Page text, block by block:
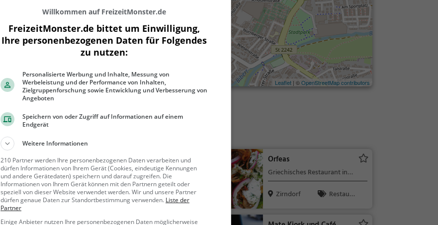
1000 ft
Leaflet | ©OpenStreetMap contributors
Gaststätten in der Nähe von
Eis Mosena
Eiscafé / Eisdiele in Zirndorf
Zirndorf
Eiscafé /
Eisdiele, Eisdi
Orfeas
Griechisches Restaurant in
Zirndorf
Zirndorf
Restaura
Willkommen auf FreizeitMonster.de
FreizeitMonster.de bittet um Einwilligung,
Ihre personenbezogenen Daten für Folgendes
zu nutzen:
Personalisierte Werbung und Inhalte, Messung von
Werbeleistung und der Performance von Inhalten,
Zielgruppenforschung sowie Entwicklung und Verbesserung von
Angeboten
Speichern von oder Zugriff auf Informationen auf einem
Endgerät
Weitere Informationen
210 Partner werden Ihre personenbezogenen Daten verarbeiten und
dürfen Informationen von Ihrem Gerät (Cookies, eindeutige Kennungen
und andere Gerätedaten) speichern und darauf zugreifen. Die
Informationen von Ihrem Gerät können mit den Partnern geteilt oder
speziell von dieser Website verwendet werden. Wir und unsere Partner
dürfen genaue Daten zur Standortbestimmung verwenden. Liste der
Partner
Einige Anbieter nutzen Ihre personenbezogenen Daten möglicherweise